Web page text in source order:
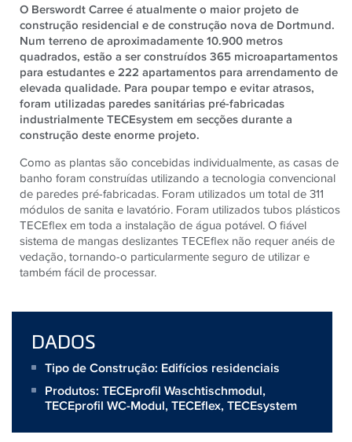
O Berswordt Carree é atualmente o maior projeto de
construção residencial e de construção nova de Dortmund.
Num terreno de aproximadamente 10.900 metros
quadrados, estão a ser construídos 365 microapartamentos
para estudantes e 222 apartamentos para arrendamento de
elevada qualidade. Para poupar tempo e evitar atrasos,
foram utilizadas paredes sanitárias pré-fabricadas
industrialmente TECEsystem em secções durante a
construção deste enorme projeto.
Como as plantas são concebidas individualmente, as casas de
banho foram construídas utilizando a tecnologia convencional
de paredes pré-fabricadas. Foram utilizados um total de 311
módulos de sanita e lavatório. Foram utilizados tubos plásticos
TECEflex em toda a instalação de água potável. O fiável
sistema de mangas deslizantes TECEflex não requer anéis de
vedação, tornando-o particularmente seguro de utilizar e
também fácil de processar.
DADOS
Tipo de Construção: Edifícios residenciais
Produtos: TECEprofil Waschtischmodul,
TECEprofil WC-Modul,TECEflex,TECEsystem